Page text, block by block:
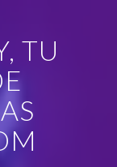
TU